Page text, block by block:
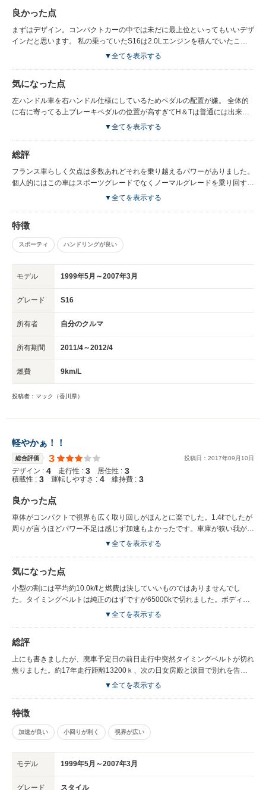
良かった点
まずはデザイン。コンパクトカーの中では未だに最上位といってもいいデザ
インだと思います。 私の乗っていたS16は2.0Lエンジンを積んでいたこと
もありパワーに不足は全く感じませんでした。 シートも昔のフランス車と
▼全てを表示する
気になった点
左ハンドル車を右ハンドル仕様にしているためペダルの配置が嫌。 全体的
に右に寄ってる上ブレーキペダルの位置が高すぎてH＆Tは普通には出来ま
すね。完全に2+2でチャイルドシートも付けられ無かったと思います。
▼全てを表示する
総評
フランス車らしく欠点は多数あれどそれを乗り越えるパワーがありました。
個人的にはこの車はスポーツグレードでなくノーマルグレードを乗り回す方
▼全てを表示する
特徴
スポーティ ハンドリングが良い
モデル 1999年5月～2007年3月
グレード S16
所有者 自分のクルマ
所有期間 2011/4～2012/4
燃費 9km/L
投稿者：マック（香川県）
軽やかぁ！！
総合評価 3 投稿日： 2017年09 月 10日
デザイン : 4 走行性 : 3 居住性 : 3
積載性 : 3 運転しやすさ : 4 維持費 : 3
良かった点
車体がコンパクトで視界も広く取り回しがほんとに楽でした。1.4ℓでしたが
周りが言うほどパワー不足は感じず加速もよかったです。車庫が狭い我が家
にはちょうど良い大きさです。デザイン的に古さを感じないとよく周りから
▼全てを表示する
気になった点
小型の割には平均約10.0k/ℓと燃費は決していいものではありませんでし
た。タイミングベルトは純正のはずですが65000kで切れました。ボディが
ちょっと弱く手で押すと部分によってはぺこんとへこみました。乗り出して
▼全てを表示する
総評
上にも書きましたが、廃車予定日の前日走行中突然タイミングベルトが切れ
焦りました。約17年走行距離13200ｋ、次の日女房殿と涙目で別れを告げ
ました、、。それほど大きな故障もなく、一番心配してたミッショントラブ
いと思いますが今またシトロエンÇ3を購入し毎日快適に乗ってます。
▼全てを表示する
特徴
加速が良い 小回りが利く 視界が広い
モデル 1999年5月～2007年3月
グレード スタイル